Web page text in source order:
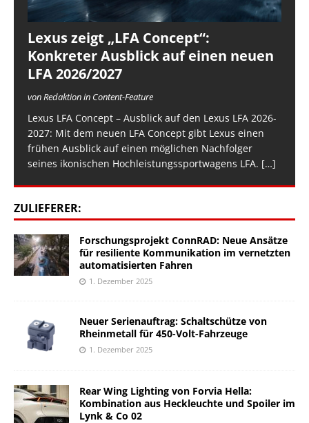
Lexus zeigt „LFA Concept“:
Konkreter Ausblick auf einen neuen
LFA 2026/2027
von Redaktion in Content-Feature
Lexus LFA Concept – Ausblick auf den Lexus LFA 2026-
2027: Mit dem neuen LFA Concept gibt Lexus einen
frühen Ausblick auf einen möglichen Nachfolger
seines ikonischen Hochleistungssportwagens LFA. […]
ZULIEFERER:
Forschungsprojekt ConnRAD: Neue Ansätze
für resiliente Kommunikation im vernetzten
automatisierten Fahren
1. Dezember 2025
Neuer Serienauftrag: Schaltschütze von
Rheinmetall für 450-Volt-Fahrzeuge
1. Dezember 2025
Rear Wing Lighting von Forvia Hella:
Kombination aus Heckleuchte und Spoiler im
Lynk & Co 02